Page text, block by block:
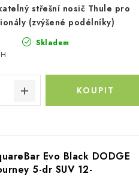
střešní nosič Thule pro
(zvýšené podélníky)
Skladem
Evo Black DODGE
5-dr SUV 12-